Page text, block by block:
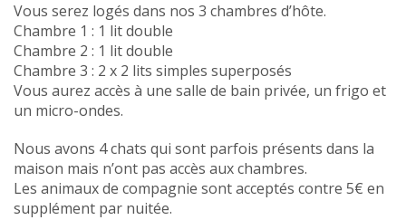
Vous serez logés dans nos 3 chambres d’hôte.
Chambre 1 : 1 lit double
Chambre 2 : 1 lit double
Chambre 3 : 2 x 2 lits simples superposés
Vous aurez accès à une salle de bain privée, un frigo et
un micro-ondes.
Nous avons 4 chats qui sont parfois présents dans la
maison mais n’ont pas accès aux chambres.
Les animaux de compagnie sont acceptés contre 5€ en
supplément par nuitée.